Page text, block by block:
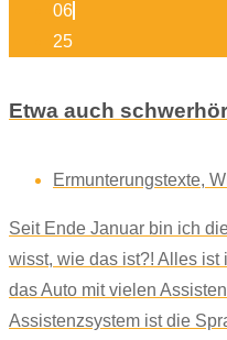
06
25
Etwa auch
Ermunterungstexte,
Seit Ende Januar bin ich
wisst, wie das ist?! Alles
das Auto mit vielen
Assistenzsystem ist die